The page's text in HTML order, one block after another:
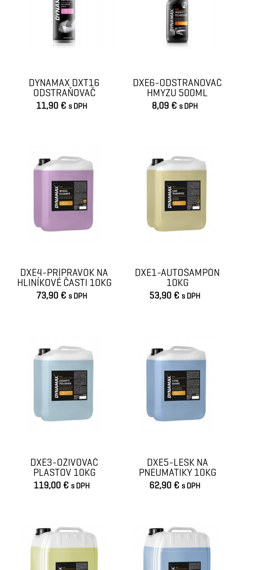
DYNAMAX DXT16
ODSTRAŇOVAČ
ASFALTU 500ML
11,90 € s DPH
DXE6-ODSTRAŇOVAČ
HMYZU 500ML
8,09 € s DPH
DXE4-PRÍPRAVOK NA
HLINÍKOVÉ ČASTI 10KG
73,90 € s DPH
DXE1-AUTOŠAMPÓN
10KG
53,90 € s DPH
DXE3-OŽIVOVAČ
PLASTOV 10KG
119,00 € s DPH
DXE5-LESK NA
PNEUMATIKY 10KG
62,90 € s DPH